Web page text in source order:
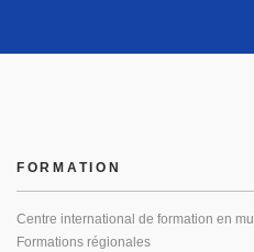
FORMATION
Centre international de formation en
Formations régionales